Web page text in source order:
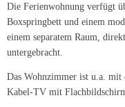
Die Ferienwohnung verfügt
Boxspringbett und einem
einem separatem Raum,
untergebracht.
Das Wohnzimmer ist u.a. mit
Kabel-TV mit